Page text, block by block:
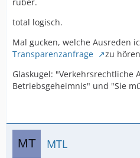
total logisch.
Mal gucken, welche Ausreden
Transparenzanfrage
zu
Glaskugel: "Verkehrsrechtliche
Betriebsgeheimnis" und "Sie
MTL